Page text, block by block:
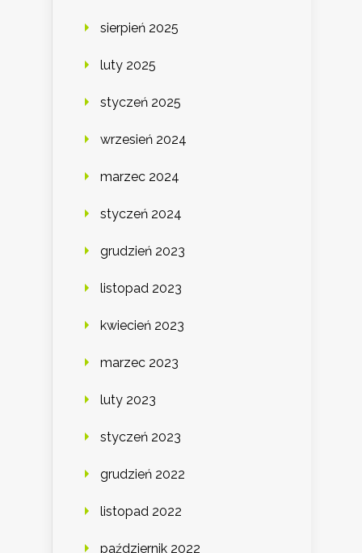
sierpień 2025
luty 2025
styczeń 2025
wrzesień 2024
marzec 2024
styczeń 2024
grudzień 2023
listopad 2023
kwiecień 2023
marzec 2023
luty 2023
styczeń 2023
grudzień 2022
listopad 2022
październik 2022